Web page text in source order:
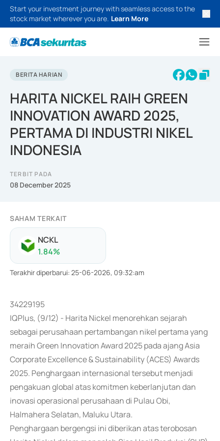
Start your investment journey with seamless access to the
stock market wherever you are. Learn More
BERITA HARIAN
HARITA NICKEL RAIH GREEN
INNOVATION AWARD 2025,
PERTAMA DI INDUSTRI NIKEL
INDONESIA
TERBIT PADA
08 December 2025
SAHAM TERKAIT
NCKL
1.84%
Terakhir diperbarui: 25-06-2026, 09:32:am
34229195
IQPlus, (9/12) - Harita Nickel menorehkan sejarah
sebagai perusahaan pertambangan nikel pertama yang
meraih Green Innovation Award 2025 pada ajang Asia
Corporate Excellence & Sustainability (ACES) Awards
2025. Penghargaan internasional tersebut menjadi
pengakuan global atas komitmen keberlanjutan dan
inovasi operasional perusahaan di Pulau Obi,
Halmahera Selatan, Maluku Utara.
Penghargaan bergengsi ini diberikan atas terobosan